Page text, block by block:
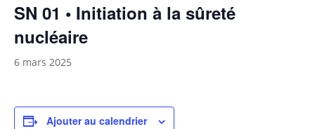
SN 01 • Initiation à la sûreté
nucléaire
6 mars 2025
Ajouter au calendrier